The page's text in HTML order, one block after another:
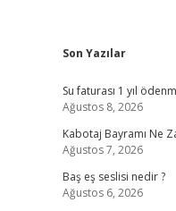
Sidebar
Son Yazılar
Su faturası 1 yıl
Ağustos 8, 2026
Kabotaj Bayramı Ne
Ağustos 7, 2026
Baş eş seslisi nedir ?
Ağustos 6, 2026